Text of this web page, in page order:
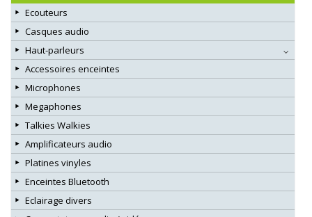
Ecouteurs
Casques audio
Haut-parleurs
Accessoires enceintes
Microphones
Megaphones
Talkies Walkies
Amplificateurs audio
Platines vinyles
Enceintes Bluetooth
Eclairage divers